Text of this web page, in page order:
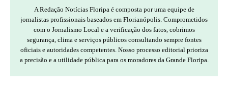
A Redação Notícias Floripa é composta por uma equipe de
jornalistas profissionais baseados em Florianópolis. Comprometidos
com o Jornalismo Local e a verificação dos fatos, cobrimos
segurança, clima e serviços públicos consultando sempre fontes
oficiais e autoridades competentes. Nosso processo editorial prioriza
a precisão e a utilidade pública para os moradores da Grande Floripa.